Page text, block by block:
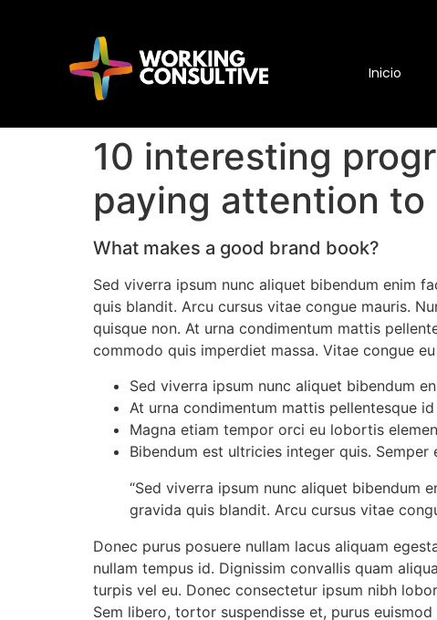
Inicio
10 interesting
paying attention to
What makes a good brand book?
Sed viverra ipsum nunc aliquet bibendum enim
quis blandit. Arcu cursus vitae congue mauris.
quisque non. At urna condimentum mattis
commodo quis imperdiet massa. Vitae congue
Sed viverra ipsum nunc aliquet bibendum
At urna condimentum mattis pellentesque
Magna etiam tempor orci eu lobortis
Bibendum est ultricies integer quis. Semper
“Sed viverra ipsum nunc aliquet bibendum
gravida quis blandit. Arcu cursus vitae
Donec purus posuere nullam lacus aliquam
nullam tempus id. Dignissim convallis quam
turpis vel eu. Donec consectetur ipsum nibh
Sem libero, tortor suspendisse et, purus